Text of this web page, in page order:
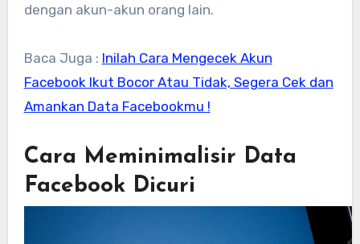
dengan akun-akun orang lain.
Baca Juga : Inilah Cara Mengecek Akun
Facebook Ikut Bocor Atau Tidak, Segera Cek dan
Amankan Data Facebookmu !
Cara Meminimalisir Data
Facebook Dicuri